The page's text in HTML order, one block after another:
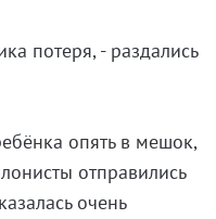
потеря, - раздались
опять в мешок,
отправились
очень